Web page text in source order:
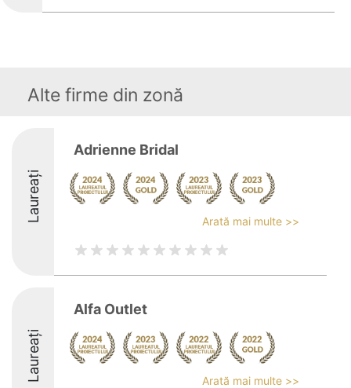
Alte firme din zonă
Laureați
Adrienne Bridal
Arată mai multe >>
Laureați
Alfa Outlet
Arată mai multe >>